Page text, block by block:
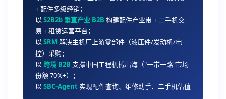
+ 配件多级经销；
以 S2B2b 垂直产业 B2B 构建配件产业带 + 二手机交
易 + 租赁运营平台；
以 SRM 解决主机厂上游零部件（液压件/发动机/电
控）采购；
以 跨境 B2B 支撑中国工程机械出海（"一带一路"市场
份额 70%+）；
以 SBC-Agent 实现配件查询、维修助手、二手机估值